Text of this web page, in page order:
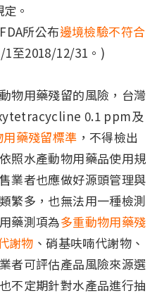
。
所公布邊境檢驗不符合
1至2018/12/31。)
物用藥殘留的風險，台灣
0.1 ppm及
用藥殘留標準 ，不得檢出
照水產動物用藥品使用規
業者也應做好源頭管理與
繁多，也無法用一種檢測
藥測項為多重動物用藥殘
謝物 、硝基呋喃代謝物、
者可評估產品風險來源選
不定期針對水產品進行抽